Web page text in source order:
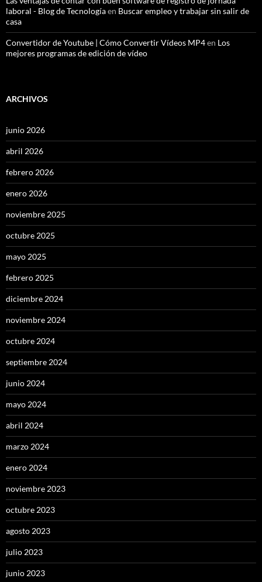
laboral - Blog de Tecnologíaen Buscar empleo y trabajar sin salir de
casa
Convertidor de Youtube | Cómo Convertir Vídeos MP4en Los
mejores programas de edición de vídeo
ARCHIVOS
junio 2026
abril 2026
febrero 2026
enero 2026
noviembre 2025
octubre 2025
mayo 2025
febrero 2025
diciembre 2024
noviembre 2024
octubre 2024
septiembre 2024
junio 2024
mayo 2024
abril 2024
marzo 2024
enero 2024
noviembre 2023
octubre 2023
agosto 2023
julio 2023
junio 2023